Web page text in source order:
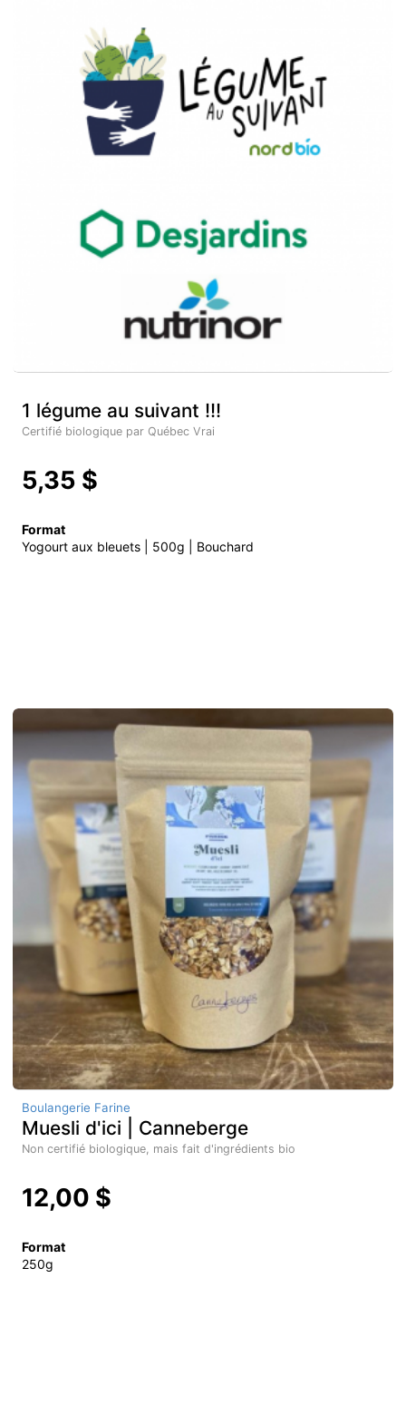
1 légume au suivant !!!
Certifié biologique par Québec Vrai
5,35 $
Format
Yogourt aux bleuets | 500g | Bouchard
Boulangerie Farine
Muesli d'ici | Canneberge
Non certifié biologique, mais fait d'ingrédients bio
12,00 $
Format
250g